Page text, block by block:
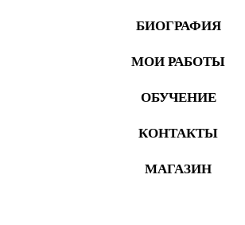
БИОГРАФИЯ
МОИ РАБОТЫ
ОБУЧЕНИЕ
КОНТАКТЫ
МАГАЗИН